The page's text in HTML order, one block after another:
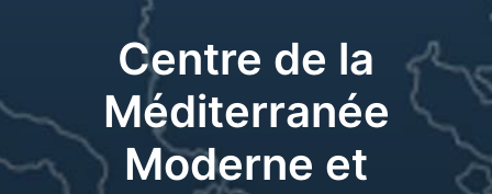
Centre de la
Méditerranée
Moderne et